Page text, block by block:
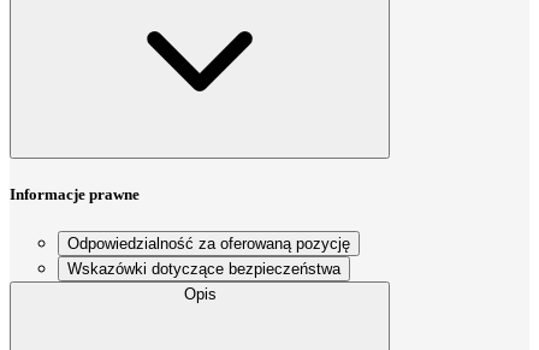
Informacje prawne
Odpowiedzialność za oferowaną pozycję
Wskazówki dotyczące bezpieczeństwa
Opis